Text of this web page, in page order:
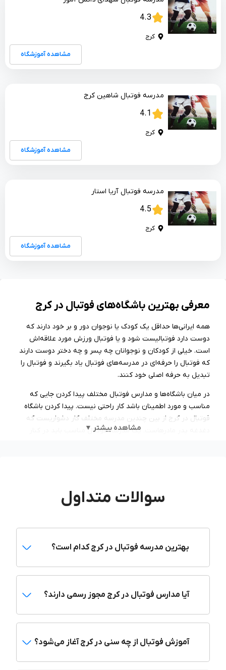
4.3
کرج
مشاهده آموزشگاه
مدرسه فوتبال شاهین کرج
4.1
کرج
مشاهده آموزشگاه
مدرسه فوتبال آریا استار
4.5
کرج
مشاهده آموزشگاه
مشاهده بیشتر ▼
معرفی بهترین باشگاه‌های فوتبال در کرج
همه ایرانی‌ها حداقل یک کودک یا نوجوان دور و بر خود دارند که
دوست دارد فوتبالیست شود و یا فوتبال ورزش مورد‌ علاقه‌اش
است. خیلی از کودکان و نوجوانان چه پسر و چه دختر دوست دارند
که فوتبال را حرفه‌ای در مدرسه‌های فوتبال یاد بگیرند و فوتبال را
تبدیل به حرفه اصلی خود کنند.
در میان باشگاه‌ها و مدارس فوتبال مختلف پیدا کردن جایی که
مناسب و مورد اطمینان باشد کار راحتی نیست. پیدا کردن باشگاه‌
فوتبال در کرج از بین چندین مدرسه مختلف کار دشواریست که
دغدغه پدر مادرهاست. یک مدرسه فوتبال مناسب باید در کنار
لیگ‌های مختلف شرکت کند و برای رده‌های سنی مختلف کلاس‌های
آموزشی داشته باشد. کرج مدارس فوتبال زیادی دارد که هر کدام
مدرسه فوتبال استعداد درخشان، مدرسه شیران مهر البرز، مدرسه
فوتبال ستارگان سرخ ماندگار ، کرج مدارس فوتبال مطرح دیگری
مدرسه فوتبال پیام کمالشهر و مدرسه فوتبال پارس فاتح البرز از
مدرسه فوتبال استعدادهای درخشان
سوالات متداول
بهترین مدرسه فوتبال در کرج کدام است؟
آیا مدارس فوتبال در کرج مجوز رسمی دارند؟
آموزش فوتبال از چه سنی در کرج آغاز می‌شود؟